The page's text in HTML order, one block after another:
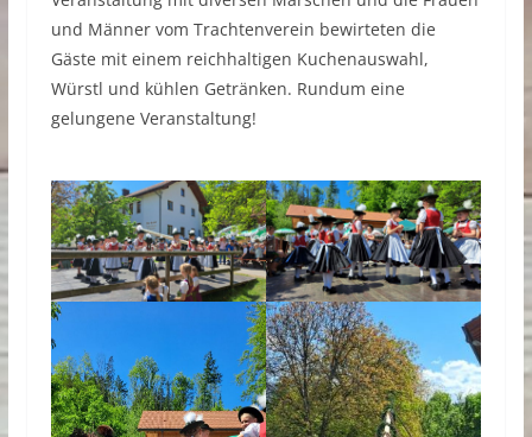
und Männer vom Trachtenverein bewirteten die
Gäste mit einem reichhaltigen Kuchenauswahl,
Würstl und kühlen Getränken. Rundum eine
gelungene Veranstaltung!